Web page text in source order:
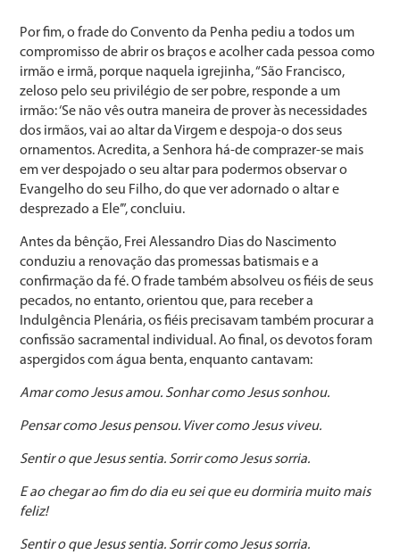
Por fim, o frade do Convento da Penha pediu a todos um
compromisso de abrir os braços e acolher cada pessoa como
irmão e irmã, porque naquela igrejinha, “São Francisco,
zeloso pelo seu privilégio de ser pobre, responde a um
irmão: ‘Se não vês outra maneira de prover às necessidades
dos irmãos, vai ao altar da Virgem e despoja-o dos seus
ornamentos. Acredita, a Senhora há-de comprazer-se mais
em ver despojado o seu altar para podermos observar o
Evangelho do seu Filho, do que ver adornado o altar e
desprezado a Ele’”, concluiu.
Antes da bênção, Frei Alessandro Dias do Nascimento
conduziu a renovação das promessas batismais e a
confirmação da fé. O frade também absolveu os fiéis de seus
pecados, no entanto, orientou que, para receber a
Indulgência Plenária, os fiéis precisavam também procurar a
confissão sacramental individual. Ao final, os devotos foram
aspergidos com água benta, enquanto cantavam:
Amar como Jesus amou. Sonhar como Jesus sonhou.
Pensar como Jesus pensou. Viver como Jesus viveu.
Sentir o que Jesus sentia. Sorrir como Jesus sorria.
E ao chegar ao fim do dia eu sei que eu dormiria muito mais
feliz!
Sentir o que Jesus sentia. Sorrir como Jesus sorria.